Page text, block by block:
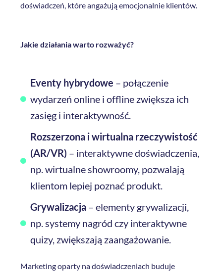
doświadczeń, które angażują emocjonalnie klientów.
Jakie działania warto rozważyć?
Eventy hybrydowe – połączenie
wydarzeń online i offline zwiększa ich
zasięg i interaktywność.
Rozszerzona i wirtualna rzeczywistość
(AR/VR) – interaktywne doświadczenia,
np. wirtualne showroomy, pozwalają
klientom lepiej poznać produkt.
Grywalizacja– elementy grywalizacji,
np. systemy nagród czy interaktywne
quizy, zwiększają zaangażowanie.
Marketing oparty na doświadczeniach buduje